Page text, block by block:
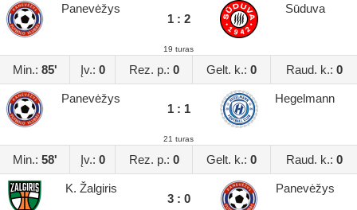
Panevėžys
1 : 2
Sūduva
19 turas
Min.: 85' Įv.: 0 Rez. p.: 0 Gelt. k.: 0 Raud. k.: 0
Panevėžys
1 : 1
Hegelmann
21 turas
Min.: 58' Įv.: 0 Rez. p.: 0 Gelt. k.: 0 Raud. k.: 0
K. Žalgiris
3 : 0
Panevėžys